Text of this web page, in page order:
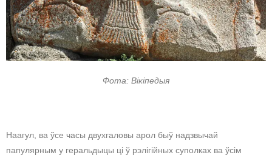
Фота: Вікіпедыя
Наагул, ва ўсе часы двухгаловы арол быў надзвычай
папулярным у геральдыцы ці ў рэлігійных суполках ва ўсім